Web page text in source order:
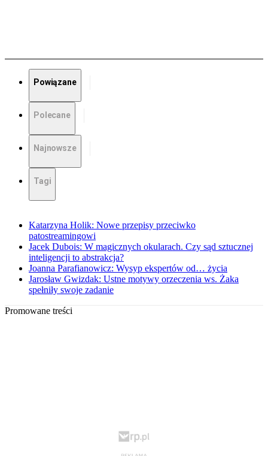
Powiązane
Polecane
Najnowsze
Tagi
Katarzyna Holik: Nowe przepisy przeciwko
patostreamingowi
Jacek Dubois: W magicznych okularach. Czy sąd sztucznej
inteligencji to abstrakcja?
Joanna Parafianowicz: Wysyp ekspertów od… życia
Jarosław Gwizdak: Ustne motywy orzeczenia ws. Żaka
spełniły swoje zadanie
Promowane treści